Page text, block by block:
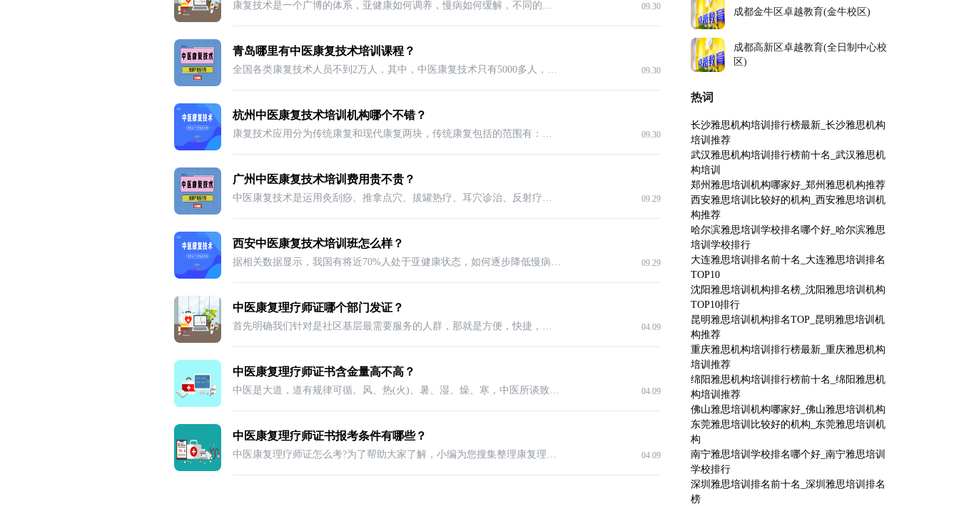
康复技术是一个广博的体系，亚健康如何调养，慢病如何缓解，不同的体质适合哪一种康复理疗方式，都因人而异，因此需要从业人员拥有深厚的专 09.30
青岛哪里有中医康复技术培训课程？
全国各类康复技术人员不到2万人，其中，中医康复技术只有5000多人，而每年培养的康复技术人才仅为700名。据估计，中国至少需要35万康复技术 09.30
杭州中医康复技术培训机构哪个不错？
康复技术应用分为传统康复和现代康复两块，传统康复包括的范围有：推拿、按摩、拔罐、刮痧、艾灸、耳穴、正骨、整脊、中药外敷、药浴、火疗 09.30
广州中医康复技术培训费用贵不贵？
中医康复技术是运用灸刮痧、推拿点穴、拔罐热疗、耳穴诊治、反射疗法、心理疗法、饮食疗法等中医康复技术，为亚健康人群提供康复治疗、康复 09.29
西安中医康复技术培训班怎么样？
据相关数据显示，我国有将近70%人处于亚健康状态，如何逐步降低慢病发病率是现代人必须面对的社会问题。亚健康的死敌是治未病，因此，康复 09.29
中医康复理疗师证哪个部门发证？
首先明确我们针对是社区基层最需要服务的人群，那就是方便，快捷，经济，有效的康复理疗师群体，不需要过多的医学基础和医专毕业，只要通过 04.09
中医康复理疗师证书含金量高不高？
中医是大道，道有规律可循。风、热(火)、暑、湿、燥、寒，中医所谈致病因素之六淫。这六种因素可内生(机体代谢障碍)，可外来(管理不善或气 04.09
中医康复理疗师证书报考条件有哪些？
中医康复理疗师证怎么考?为了帮助大家了解，小编为您搜集整理康复理疗师报考条件如下。申报条件：(具备下列条件之一)一、助理康复理疗师：1 04.09
成都金牛区卓越教育(金牛校区)
成都高新区卓越教育(全日制中心校
区)
热词
长沙雅思机构培训排行榜最新_长沙雅思机构
培训推荐
武汉雅思机构培训排行榜前十名_武汉雅思机
构培训
郑州雅思培训机构哪家好_郑州雅思机构推荐
西安雅思培训比较好的机构_西安雅思培训机
构推荐
哈尔滨雅思培训学校排名哪个好_哈尔滨雅思
培训学校排行
大连雅思培训排名前十名_大连雅思培训排名
TOP10
沈阳雅思培训机构排名榜_沈阳雅思培训机构
TOP10排行
昆明雅思培训机构排名TOP_昆明雅思培训机
构推荐
重庆雅思机构培训排行榜最新_重庆雅思机构
培训推荐
绵阳雅思机构培训排行榜前十名_绵阳雅思机
构培训推荐
佛山雅思培训机构哪家好_佛山雅思培训机构
东莞雅思培训比较好的机构_东莞雅思培训机
构
南宁雅思培训学校排名哪个好_南宁雅思培训
学校排行
深圳雅思培训排名前十名_深圳雅思培训排名
榜